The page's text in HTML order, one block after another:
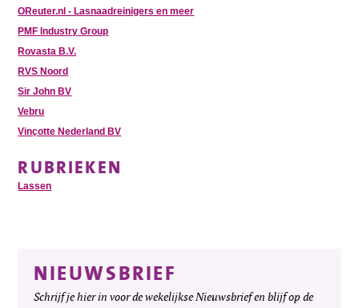
OReuter.nl - Lasnaadreinigers en meer
PMF Industry Group
Rovasta B.V.
RVS Noord
Sir John BV
Vebru
Vinçotte Nederland BV
RUBRIEKEN
Lassen
NIEUWSBRIEF
Schrijf je hier in voor de wekelijkse Nieuwsbrief en blijf op de